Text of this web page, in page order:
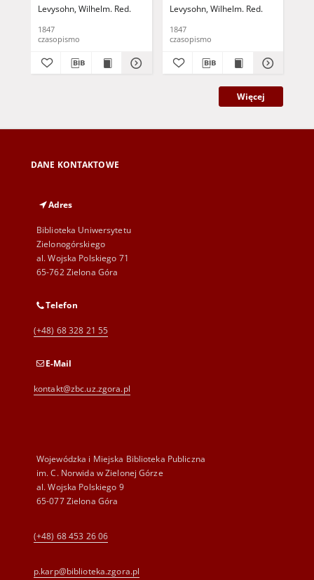
Levysohn, Wilhelm. Red.
1847
czasopismo
Levysohn, Wilhelm. Red.
1847
czasopismo
Więcej
DANE KONTAKTOWE
Adres
Biblioteka Uniwersytetu
Zielonogórskiego
al. Wojska Polskiego 71
65-762 Zielona Góra
Telefon
(+48) 68 328 21 55
E-Mail
kontakt@zbc.uz.zgora.pl
Wojewódzka i Miejska Biblioteka Publiczna
im. C. Norwida w Zielonej Górze
al. Wojska Polskiego 9
65-077 Zielona Góra
(+48) 68 453 26 06
p.karp@biblioteka.zgora.pl